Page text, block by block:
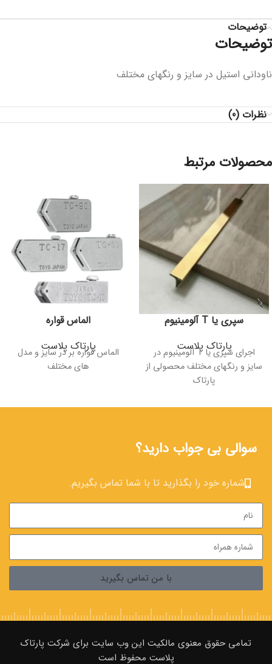
توضیحات
توضیحات
ناودانی استیل در سایز و رنگهای مختلف
نظرات (0)
محصولات مرتبط
سپری یا T آلومینیوم
پارتاک پلاستاجرای سپری یا T آلومینیوم در
سایز و رنگهای مختلف محصولی از
پارتاک
الماس قواره
پارتاک پلاست
الماس قواره بر در سایز و مدل
های مختلف
سوالی بی جواب دارید؟
شماره خود را بگذارید تا با شما تماس بگیریم.
با من تماس بگیرید
تمامی حقوق معنوی مالکیت این وب‌ سایت برای شرکت پارتاک
پلاست محفوظ است